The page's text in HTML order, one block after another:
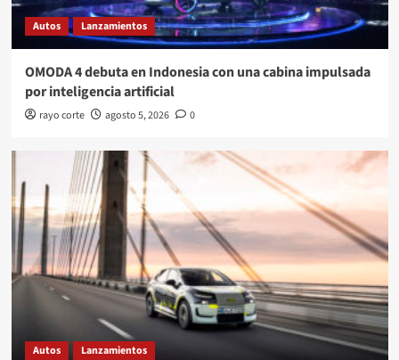
Autos Lanzamientos
OMODA 4 debuta en Indonesia con una cabina impulsada
por inteligencia artificial
rayo corte agosto 5, 2026 0
Autos Lanzamientos